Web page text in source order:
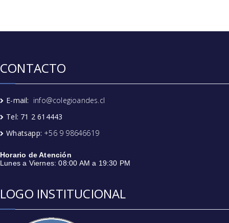
CONTACTO
E-mail: info@colegioandes.cl
Tel: 71 2 614443
Whatsapp: +56 9 98646619
Horario de Atención
Lunes a Viernes: 08:00 AM a 19:30 PM
LOGO INSTITUCIONAL